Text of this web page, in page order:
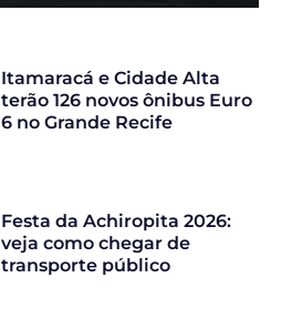
Itamaracá e Cidade Alta
terão 126 novos ônibus Euro
6 no Grande Recife
Festa da Achiropita 2026:
veja como chegar de
transporte público